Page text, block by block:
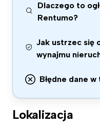
Dlaczego to
Rentumo?
Jak ustrzec się
wynajmu
Błędne dane
Lokalizacja